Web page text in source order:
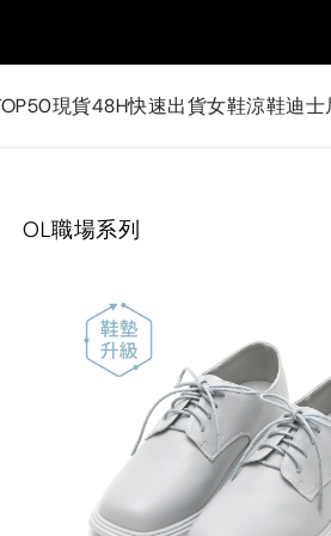
現貨48H快速出貨女鞋涼鞋迪士
OL職場系列